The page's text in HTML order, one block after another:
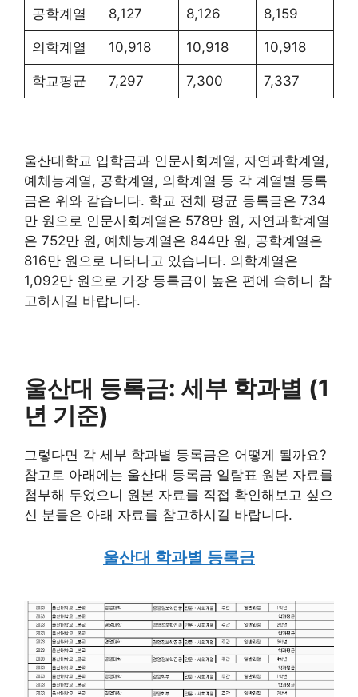
공학계열 8,127 8,126 8,159
의학계열 10,918 10,918 10,918
학교평균 7,297 7,300 7,337
울산대학교 입학금과 인문사회계열, 자연과학계열,
예체능계열, 공학계열, 의학계열 등 각 계열별 등록
금은 위와 같습니다. 학교 전체 평균 등록금은 734
만 원으로 인문사회계열은 578만 원, 자연과학계열
은 752만 원, 예체능계열은 844만 원, 공학계열은
816만 원으로 나타나고 있습니다. 의학계열은
1,092만 원으로 가장 등록금이 높은 편에 속하니 참
고하시길 바랍니다.
울산대 등록금: 세부 학과별 (1
년 기준)
그렇다면 각 세부 학과별 등록금은 어떻게 될까요?
참고로 아래에는 울산대 등록금 일람표 원본 자료를
첨부해 두었으니 원본 자료를 직접 확인해보고 싶으
신 분들은 아래 자료를 참고하시길 바랍니다.
울산대 학과별 등록금